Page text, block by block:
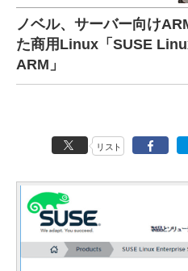
ノベル、サーバー向け
た商用Linux「SUSE
ARM」
リスト